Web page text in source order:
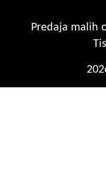
Predaja malih